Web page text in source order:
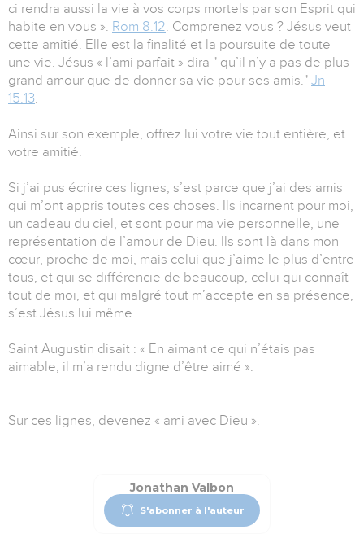
ci rendra aussi la vie à vos corps mortels par son Esprit qui
habite en vous ». Rom 8.12. Comprenez vous ? Jésus veut
cette amitié. Elle est la finalité et la poursuite de toute
une vie. Jésus « l’ami parfait » dira " qu’il n’y a pas de plus
grand amour que de donner sa vie pour ses amis." Jn
15.13.
Ainsi sur son exemple, offrez lui votre vie tout entière, et
votre amitié.
Si j’ai pus écrire ces lignes, s’est parce que j’ai des amis
qui m’ont appris toutes ces choses. Ils incarnent pour moi,
un cadeau du ciel, et sont pour ma vie personnelle, une
représentation de l’amour de Dieu. Ils sont là dans mon
cœur, proche de moi, mais celui que j’aime le plus d’entre
tous, et qui se différencie de beaucoup, celui qui connaît
tout de moi, et qui malgré tout m’accepte en sa présence,
s’est Jésus lui même.
Saint Augustin disait : « En aimant ce qui n’étais pas
aimable, il m’a rendu digne d’être aimé ».
Sur ces lignes, devenez « ami avec Dieu ».
Jonathan Valbon
S'abonner à l'auteur